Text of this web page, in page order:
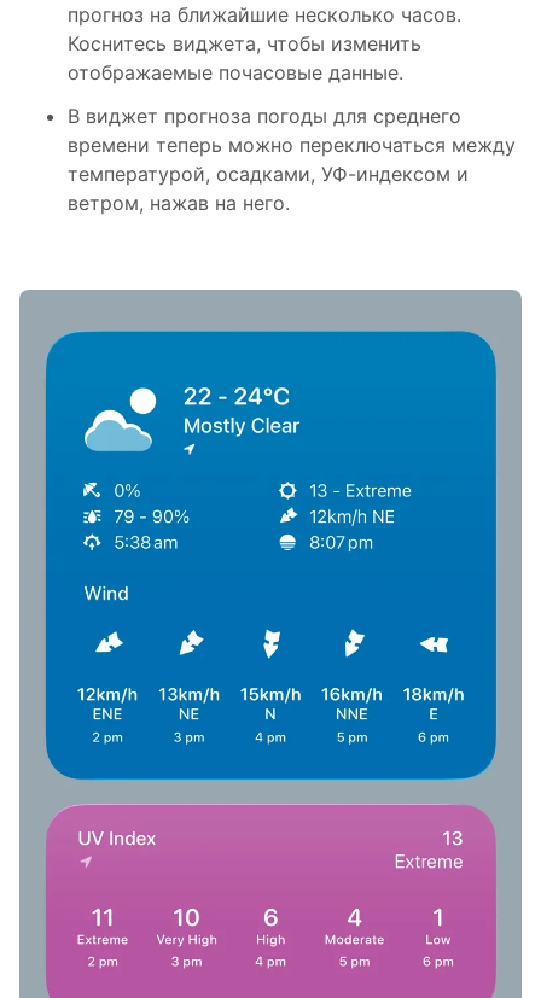
прогноз на ближайшие несколько часов.
Коснитесь виджета, чтобы изменить
отображаемые почасовые данные.
В виджет прогноза погоды для среднего
времени теперь можно переключаться между
температурой, осадками, УФ-индексом и
ветром, нажав на него.